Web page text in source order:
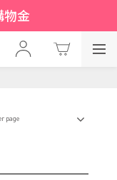
物金
page